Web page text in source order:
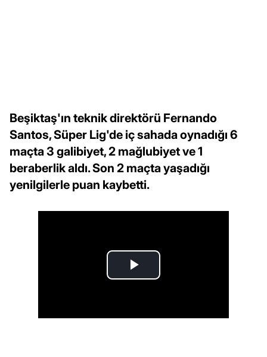
Beşiktaş'ın teknik direktörü Fernando
Santos, Süper Lig'de iç sahada oynadığı 6
maçta 3 galibiyet, 2 mağlubiyet ve 1
beraberlik aldı. Son 2 maçta yaşadığı
yenilgilerle puan kaybetti.